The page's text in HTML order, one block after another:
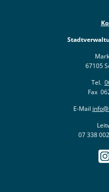
67105
Tel.
Fax
E-Mail
07 338